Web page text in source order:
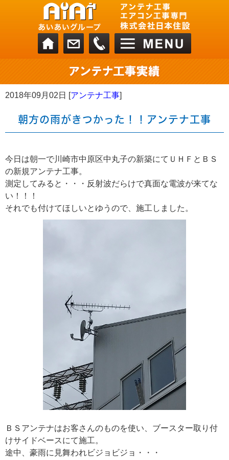
2018年09月02日 [アンテナ工事]
朝方の雨がきつかった！！アンテナ工事
今日は朝一で川崎市中原区中丸子の新築にてＵＨＦとＢＳ
の新規アンテナ工事。
測定してみると・・・反射波だらけで真面な電波が来てな
い！！！
それでも付けてほしいとゆうので、施工しました。
ＢＳアンテナはお客さんのものを使い、ブースター取り付
けサイドベースにて施工。
途中、豪雨に見舞われビジョビジョ・・・